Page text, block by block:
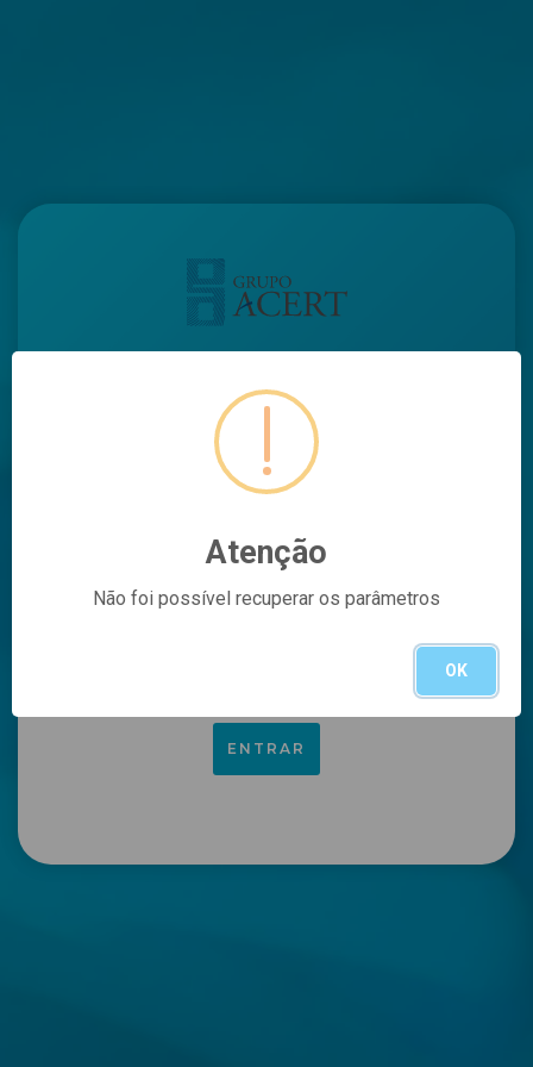
WebPedidos 4.0
Informe seu login
ESQUECEU SUA SENHA?
ENTRAR
Atenção
Não foi possível recuperar os parâmetros
OK